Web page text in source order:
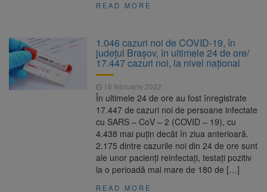
READ MORE
1.046 cazuri noi de COVID-19, în
judeţul Brașov, în ultimele 24 de ore/
17.447 cazuri noi, la nivel naţional
16 februarie 2022
În ultimele 24 de ore au fost înregistrate
17.447 de cazuri noi de persoane infectate
cu SARS – CoV – 2 (COVID – 19), cu
4.438 mai puțin decât în ziua anterioară.
2.175 dintre cazurile noi din 24 de ore sunt
ale unor pacienți reinfectați, testați pozitiv
la o perioadă mai mare de 180 de […]
READ MORE